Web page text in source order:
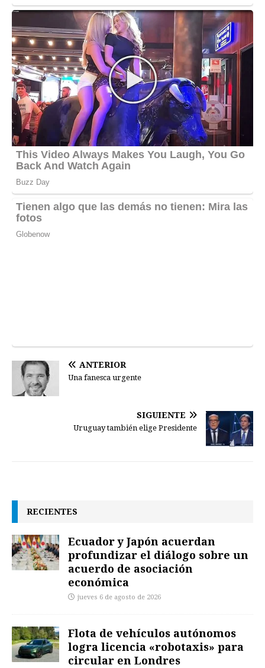
ANTERIOR
Una fanesca urgente
SIGUIENTE
Uruguay también elige Presidente
RECIENTES
Ecuador y Japón acuerdan
profundizar el diálogo sobre un
acuerdo de asociación
económica
jueves 6 de agosto de 2026
Flota de vehículos autónomos
logra licencia «robotaxis» para
circular en Londres